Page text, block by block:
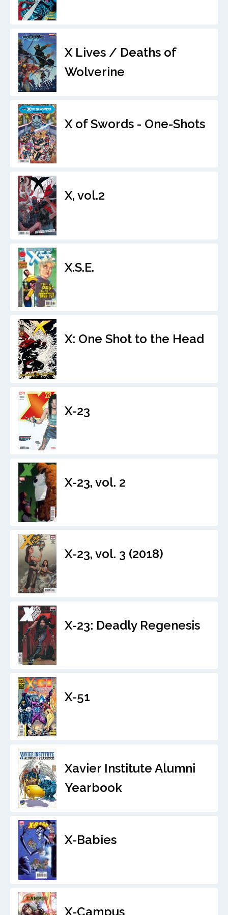
X Lives / Deaths of
Wolverine
X of Swords - One-Shots
X, vol.2
X.S.E.
X: One Shot to the Head
X-23
X-23, vol. 2
X-23, vol. 3 (2018)
X-23: Deadly Regenesis
X-51
Xavier Institute Alumni
Yearbook
X-Babies
X-Campus